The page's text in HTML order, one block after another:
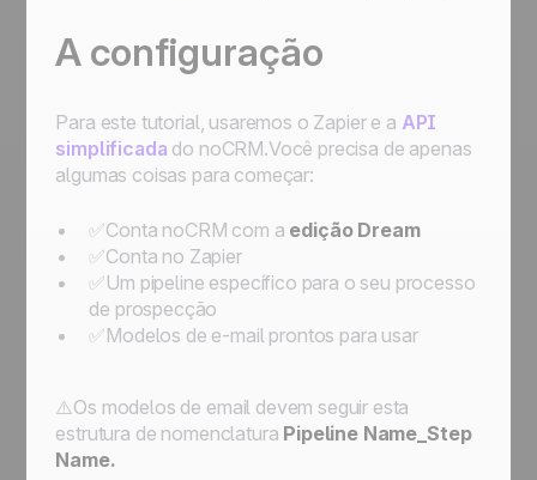
A configuração
Para este tutorial, usaremos o Zapier e a API
simplificada do noCRM.Você precisa de apenas
algumas coisas para começar:
✅Conta noCRM com a edição Dream
✅Conta no Zapier
✅Um pipeline específico para o seu processo
de prospecção
✅Modelos de e-mail prontos para usar
⚠️Os modelos de email devem seguir esta
estrutura de nomenclatura Pipeline Name_Step
Name.